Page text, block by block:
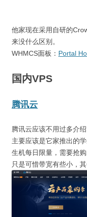
他家现在采用自研的
来没什么区别。
WHMCS面板： Portal
国内VPS
腾讯云
腾讯云应该不用过多介
主要应该是它家推出的
生机每日限量，需要抢
只是可惜带宽有些小，其